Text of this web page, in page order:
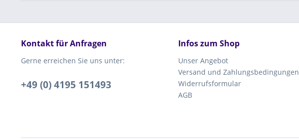
Kontakt für Anfragen
Gerne erreichen Sie uns unter:
+49 (0) 4195 151493
Infos zum Shop
Unser Angebot
Versand und Zahlungsbedingungen
Widerrufsformular
AGB